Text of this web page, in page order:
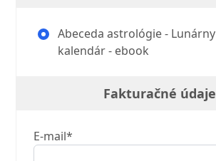
Abeceda astrológie - Lunárny
kalendár - ebook
Fakturačné údaje
E-mail*